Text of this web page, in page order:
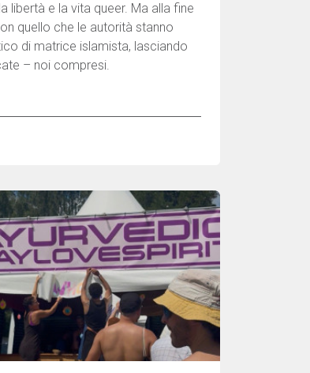
libertà e la vita queer. Ma alla fine
quello che le autorità stanno
di matrice islamista, lasciando
– noi compresi.